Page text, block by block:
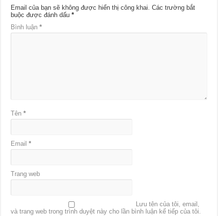
Email của bạn sẽ không được hiển thị công khai. Các trường bắt
buộc được đánh dấu*
Bình luận*
Tên*
Email*
Trang web
Lưu tên của tôi, email,
và trang web trong trình duyệt này cho lần bình luận kế tiếp của tôi.